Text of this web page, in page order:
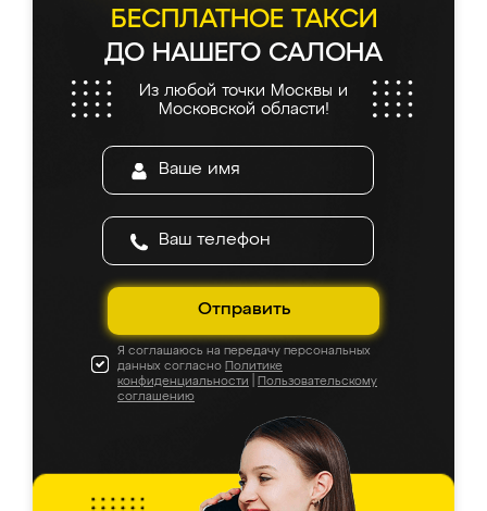
БЕСПЛАТНОЕ ТАКСИ
ДО НАШЕГО САЛОНА
Из любой точки Москвы и
Московской области!
Отправить
Я соглашаюсь на передачу персональных
данных согласно Политике
конфиденциальности
Пользовательскому
соглашению